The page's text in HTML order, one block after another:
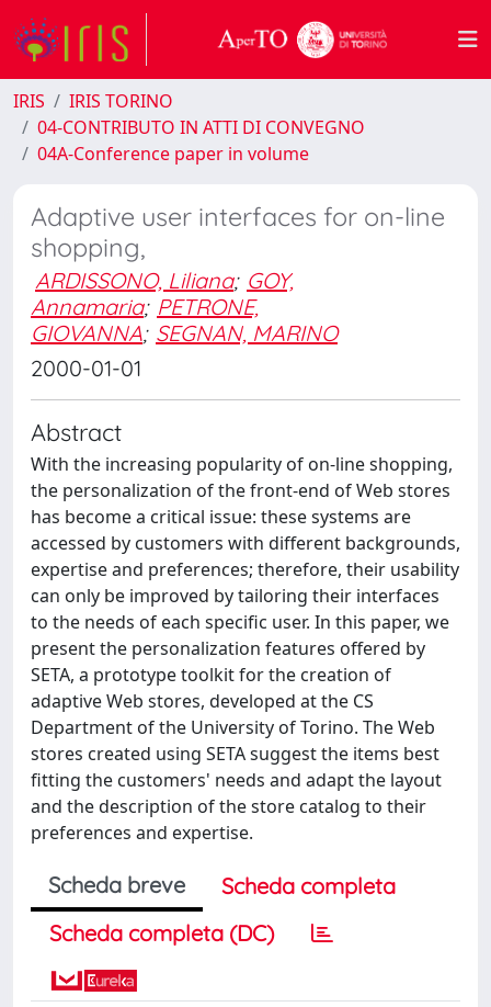
IRIS
IRIS TORINO
04-CONTRIBUTO IN ATTI DI CONVEGNO
04A-Conference paper in volume
Adaptive user interfaces for on-line
shopping,
ARDISSONO, Liliana; GOY,
Annamaria; PETRONE,
GIOVANNA; SEGNAN, MARINO
2000-01-01
Abstract
With the increasing popularity of on-line shopping,
the personalization of the front-end of Web stores
has become a critical issue: these systems are
accessed by customers with different backgrounds,
expertise and preferences; therefore, their usability
can only be improved by tailoring their interfaces
to the needs of each specific user. In this paper, we
present the personalization features offered by
SETA, a prototype toolkit for the creation of
adaptive Web stores, developed at the CS
Department of the University of Torino. The Web
stores created using SETA suggest the items best
fitting the customers' needs and adapt the layout
and the description of the store catalog to their
preferences and expertise.
Scheda breve
Scheda completa
Scheda completa (DC)